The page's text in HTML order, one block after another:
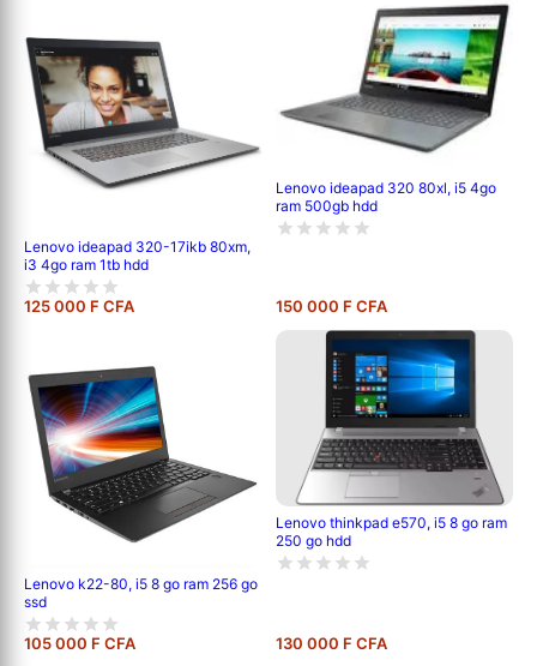
Lenovo ideapad 320-17ikb 80xm,
i3 4go ram 1tb hdd
125 000 F CFA
Lenovo ideapad 320 80xl, i5 4go
ram 500gb hdd
150 000 F CFA
Lenovo k22-80, i5 8 go ram 256 go
ssd
105 000 F CFA
Lenovo thinkpad e570, i5 8 go ram
250 go hdd
130 000 F CFA